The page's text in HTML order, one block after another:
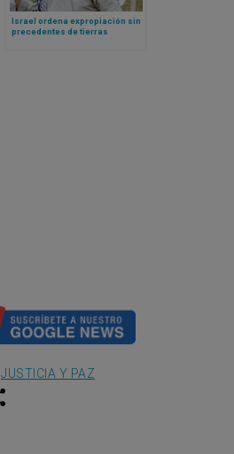
Israel ordena expropiación sin
precedentes de tierras
JUSTICIA Y PAZ